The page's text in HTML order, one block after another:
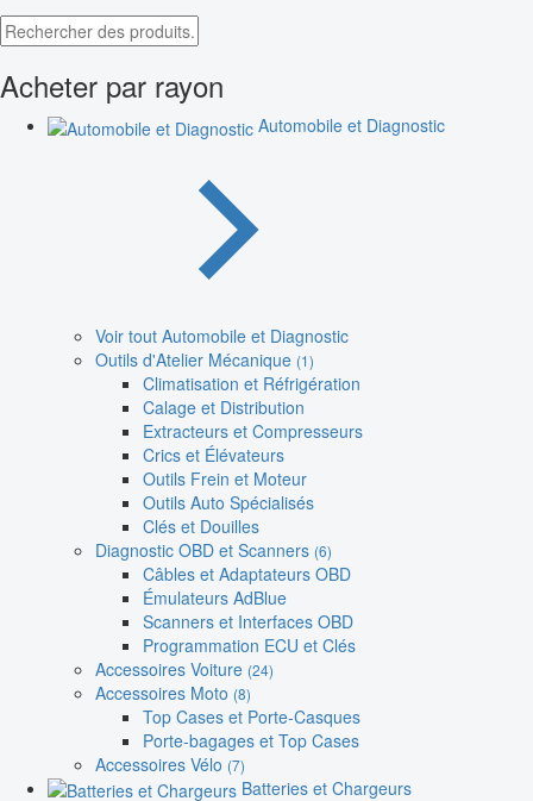
Acheter par rayon
Automobile et Diagnostic
Voir tout Automobile et Diagnostic
Outils d'Atelier Mécanique (1)
Climatisation et Réfrigération
Calage et Distribution
Extracteurs et Compresseurs
Crics et Élévateurs
Outils Frein et Moteur
Outils Auto Spécialisés
Clés et Douilles
Diagnostic OBD et Scanners (6)
Câbles et Adaptateurs OBD
Émulateurs AdBlue
Scanners et Interfaces OBD
Programmation ECU et Clés
Accessoires Voiture (24)
Accessoires Moto (8)
Top Cases et Porte-Casques
Porte-bagages et Top Cases
Accessoires Vélo (7)
Batteries et Chargeurs